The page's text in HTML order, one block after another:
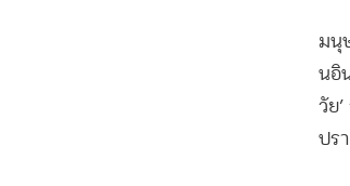
มนุ
นอิ
วัย
ปร